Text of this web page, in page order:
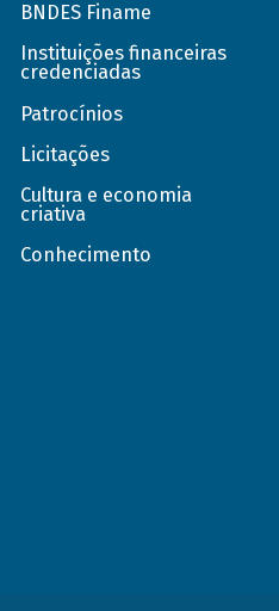
BNDES Finame
Instituições financeiras
credenciadas
Patrocínios
Licitações
Cultura e economia
criativa
Conhecimento